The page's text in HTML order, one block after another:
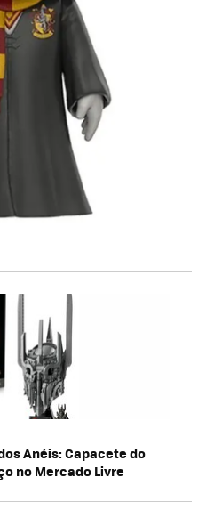
dos Anéis: Capacete do
no Mercado Livre